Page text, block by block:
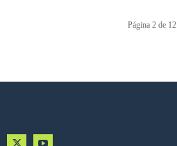
Página 2 de 12